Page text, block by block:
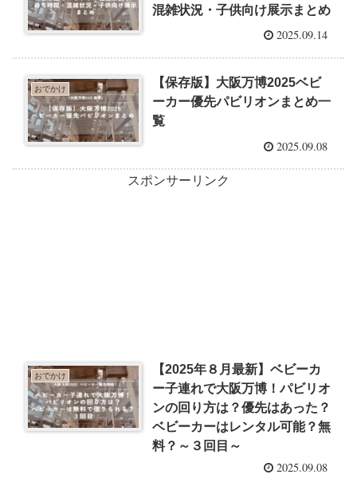
混雑状況・子供向け展示まとめ
2025.09.14
おでかけ
【保存版】大阪万博2025ベビ
ーカー優先パビリオンまとめ一
覧
2025.09.08
スポンサーリンク
おでかけ
【2025年８月最新】ベビーカ
ー子連れで大阪万博！パビリオ
ンの回り方は？優先はあった？
ベビーカーはレンタル可能？無
料？～３回目～
2025.09.08